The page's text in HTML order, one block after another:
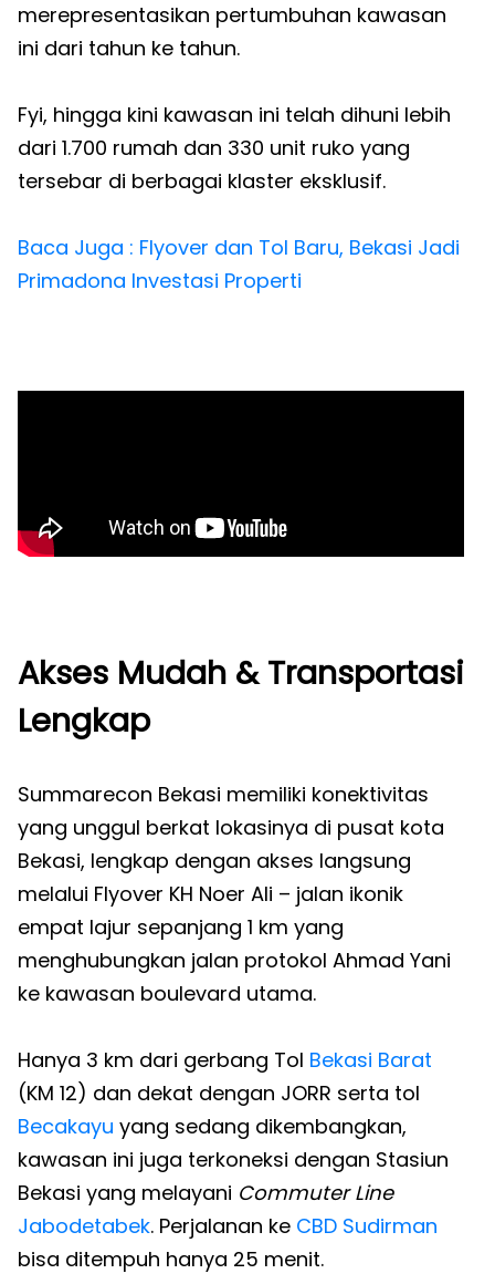
merepresentasikan pertumbuhan kawasan
ini dari tahun ke tahun.
Fyi, hingga kini kawasan ini telah dihuni lebih
dari 1.700 rumah dan 330 unit ruko yang
tersebar di berbagai klaster eksklusif.
Baca Juga : Flyover dan Tol Baru, Bekasi Jadi
Primadona Investasi Properti
Akses Mudah & Transportasi
Lengkap
Summarecon Bekasi memiliki konektivitas
yang unggul berkat lokasinya di pusat kota
Bekasi, lengkap dengan akses langsung
melalui Flyover KH Noer Ali – jalan ikonik
empat lajur sepanjang 1 km yang
menghubungkan jalan protokol Ahmad Yani
ke kawasan boulevard utama.
Hanya 3 km dari gerbang Tol Bekasi Barat
(KM 12) dan dekat dengan JORR serta tol
Becakayu yang sedang dikembangkan,
kawasan ini juga terkoneksi dengan Stasiun
Bekasi yang melayani Commuter Line
Jabodetabek. Perjalanan ke CBD Sudirman
bisa ditempuh hanya 25 menit.